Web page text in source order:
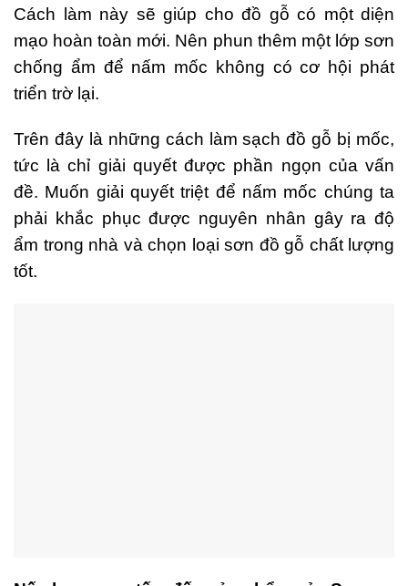
Cách làm này sẽ giúp cho đồ gỗ có một diện
mạo hoàn toàn mới. Nên phun thêm một lớp sơn
chống ẩm để nấm mốc không có cơ hội phát
triển trờ lại.
Trên đây là những cách làm sạch đồ gỗ bị mốc,
tức là chỉ giải quyết được phần ngọn của vấn
đề. Muốn giải quyết triệt để nấm mốc chúng ta
phải khắc phục được nguyên nhân gây ra độ
ẩm trong nhà và chọn loại sơn đồ gỗ chất lượng
tốt.